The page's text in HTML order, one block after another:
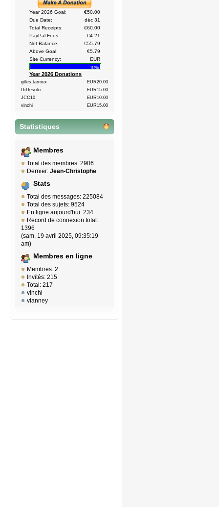
Year 2026 Goal:
€50.00
Due Date:
déc 31
Total Receipts:
€60.00
PayPal Fees:
€4.21
Net Balance:
€55.79
Above Goal:
€5.79
Site Currency:
EUR
112%
Year 2026 Donations
gilles.tarroux
EUR20.00
DrDesoto
EUR15.00
JCC10
EUR10.00
vinchi
EUR15.00
Statistiques
Membres
Total des membres: 2906
Dernier: Jean-Christophe
Stats
Total des messages: 225084
Total des sujets: 9524
En ligne aujourd'hui: 234
Record de connexion total:
1396
(sam. 19 avril 2025, 09:35:19
am)
Membres en ligne
Membres: 2
Invités: 215
Total: 217
vinchi
vianney